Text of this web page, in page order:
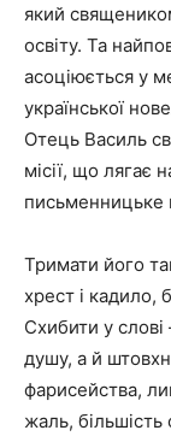
який
освіту. Та
асоціюється у
української
Отець Василь
місії, що лягає
письменницьке
Тримати його
хрест і кадило,
Схибити у слові
душу, а й
фарисейства,
жаль, більшість